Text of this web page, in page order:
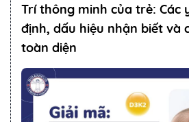
Trí thông minh của trẻ: Các
định, dấu hiệu nhận biết và
toàn diện